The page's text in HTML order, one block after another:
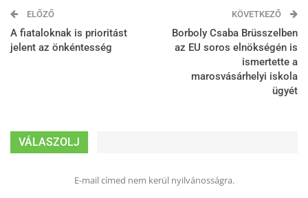
ELŐZŐ
A fiataloknak is prioritást
jelent az önkéntesség
KÖVETKEZŐ
Borboly Csaba Brüsszelben
az EU soros elnökségén is
ismertette a
marosvásárhelyi iskola
ügyét
VÁLASZOLJ
E-mail címed nem kerül nyilvánosságra.